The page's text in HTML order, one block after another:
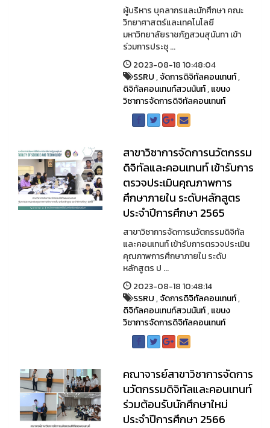
ผู้บริหาร บุคลากรและนักศึกษา คณะ
วิทยาศาสตร์และเทคโนโลยี
มหาวิทยาลัยราชภัฏสวนสุนันทา เข้า
ร่วมการประชุ ...
2023-08-18 10:48:04
SSRU,จัดการดิจิทัลคอนเทนท์,
ดิจิทัลคอนเทนท์สวนนันท์,แขนง
วิชาการจัดการดิจิทัลคอนเทนท์
สาขาวิชาการจัดการนวัตกรรม
ดิจิทัลและคอนเทนท์ เข้ารับการ
ตรวจประเมินคุณภาพการ
ศึกษาภายใน ระดับหลักสูตร
ประจำปีการศึกษา 2565
สาขาวิชาการจัดการนวัตกรรมดิจิทัล
และคอนเทนท์ เข้ารับการตรวจประเมิน
คุณภาพการศึกษาภายใน ระดับ
หลักสูตร ป ...
2023-08-18 10:48:14
SSRU,จัดการดิจิทัลคอนเทนท์,
ดิจิทัลคอนเทนท์สวนนันท์,แขนง
วิชาการจัดการดิจิทัลคอนเทนท์
คณาจารย์สาขาวิชาการจัดการ
นวัตกรรมดิจิทัลและคอนเทนท์
ร่วมต้อนรับนักศึกษาใหม่
ประจำปีการศึกษา 2566